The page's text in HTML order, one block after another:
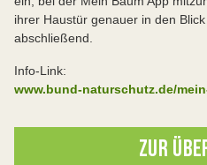
ihrer Haustür genauer in den
abschließend.
Info-Link:
www.bund-naturschutz.de/
ZUR